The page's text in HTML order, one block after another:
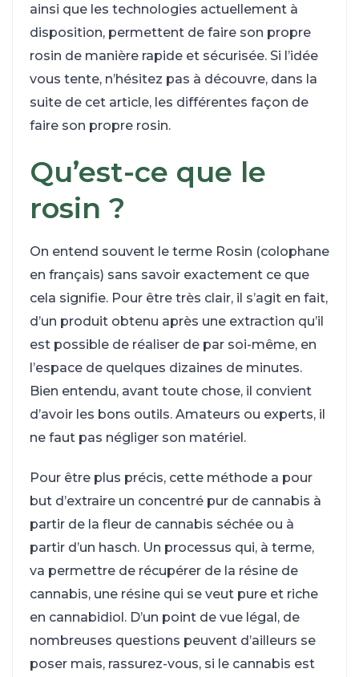
ainsi que les technologies actuellement à
disposition, permettent de faire son propre
rosin de manière rapide et sécurisée. Si l’idée
vous tente, n’hésitez pas à découvre, dans la
suite de cet article, les différentes façon de
faire son propre rosin.
Qu’est-ce que le
rosin ?
On entend souvent le terme Rosin (colophane
en français) sans savoir exactement ce que
cela signifie. Pour être très clair, il s’agit en fait,
d’un produit obtenu après une extraction qu’il
est possible de réaliser de par soi-même, en
l’espace de quelques dizaines de minutes.
Bien entendu, avant toute chose, il convient
d’avoir les bons outils. Amateurs ou experts, il
ne faut pas négliger son matériel.
Pour être plus précis, cette méthode a pour
but d’extraire un concentré pur de cannabis à
partir de la fleur de cannabis séchée ou à
partir d’un hasch. Un processus qui, à terme,
va permettre de récupérer de la résine de
cannabis, une résine qui se veut pure et riche
en cannabidiol. D’un point de vue légal, de
nombreuses questions peuvent d’ailleurs se
poser mais, rassurez-vous, si le cannabis est